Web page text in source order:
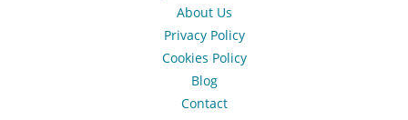
About Us
Privacy Policy
Cookies Policy
Blog
Contact